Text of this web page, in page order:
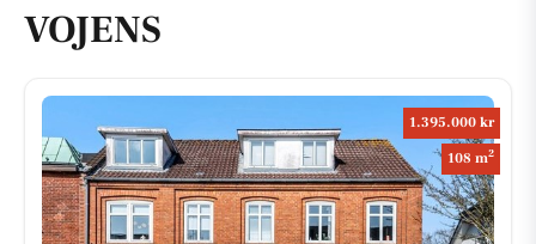
VOJENS
1.395.000 kr
108 m2